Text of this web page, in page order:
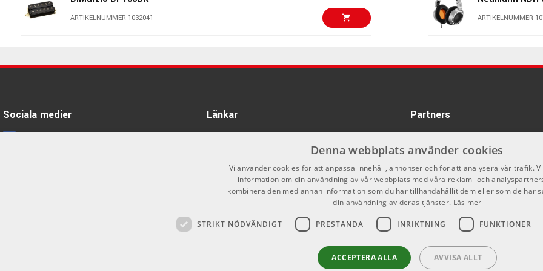
ARTIKELNUMMER 1032041
ARTIKELNUMMER 1014526
1295 kr/st
1175 kr/st
1175 kr/st
ARTIKELNUMMER
Boss RC-5
ARTIKELNUMMER
Dreadbox
Sociala medier Länkar
Köpvillkor
Varumärken
Partners
Denna webbplats använder cookies
Vi använder cookies för att anpassa innehåll, annonser och för att analysera vår trafik.
information om din användning av vår webbplats med våra reklam- och
kombinera den med annan information som du har tillhandahållit dem eller som de har
din användning av deras tjänster. Läs mer
STRIKT NÖDVÄNDIGT PRESTANDA INRIKTNING FUNKTIONER
ACCEPTERA ALLA AVVISA ALLT